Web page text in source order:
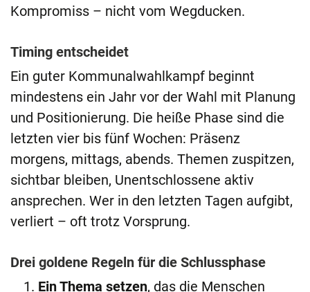
Kompromiss – nicht vom Wegducken.
Timing entscheidet
Ein guter Kommunalwahlkampf beginnt
mindestens ein Jahr vor der Wahl mit Planung
und Positionierung. Die heiße Phase sind die
letzten vier bis fünf Wochen: Präsenz
morgens, mittags, abends. Themen zuspitzen,
sichtbar bleiben, Unentschlossene aktiv
ansprechen. Wer in den letzten Tagen aufgibt,
verliert – oft trotz Vorsprung.
Drei goldene Regeln für die Schlussphase
Ein Thema setzen, das die Menschen